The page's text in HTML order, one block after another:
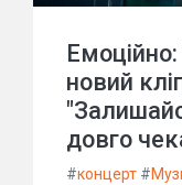
новий
довго
#концерт #